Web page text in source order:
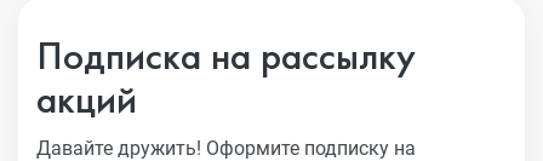
Подписка на рассылку
акций
Давайте дружить! Оформите подписку на